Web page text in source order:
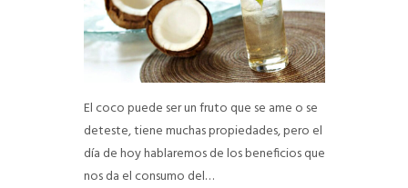
El coco puede ser un fruto que se ame o se
deteste, tiene muchas propiedades, pero el
día de hoy hablaremos de los beneficios que
nos da el consumo del…